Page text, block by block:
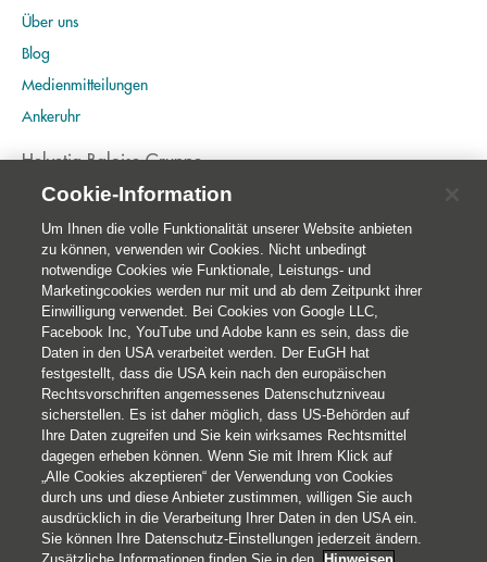
Über uns
Blog
Medienmitteilungen
Ankeruhr
Helvetia Baloise Gruppe
Home
Publikationen
Nachhaltigkeit
© 2026 Helvetia Versicherungen AG
Hoher Markt 10-11
1010 Wien
Cookie-Information
Um Ihnen die volle Funktionalität unserer Website anbieten
zu können, verwenden wir Cookies. Nicht unbedingt
notwendige Cookies wie Funktionale, Leistungs- und
Marketingcookies werden nur mit und ab dem Zeitpunkt ihrer
Einwilligung verwendet. Bei Cookies von Google LLC,
Facebook Inc, YouTube und Adobe kann es sein, dass die
Daten in den USA verarbeitet werden. Der EuGH hat
festgestellt, dass die USA kein nach den europäischen
Rechtsvorschriften angemessenes Datenschutzniveau
sicherstellen. Es ist daher möglich, dass US-Behörden auf
Ihre Daten zugreifen und Sie kein wirksames Rechtsmittel
dagegen erheben können. Wenn Sie mit Ihrem Klick auf
„Alle Cookies akzeptieren“ der Verwendung von Cookies
durch uns und diese Anbieter zustimmen, willigen Sie auch
ausdrücklich in die Verarbeitung Ihrer Daten in den USA ein.
Sie können Ihre Datenschutz-Einstellungen jederzeit ändern.